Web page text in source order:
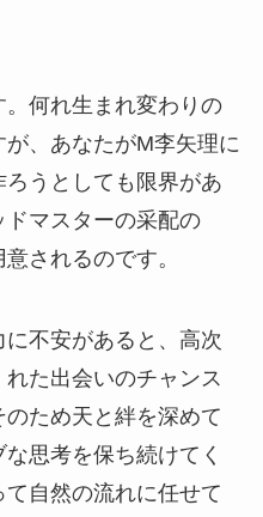
何れ生まれ変わりの
、あなたがM李矢理に
うとしても限界があ
ドマスターの采配の
されるのです。
不安があると、高次
た出会いのチャンス
ため天と絆を深めて
思考を保ち続けてく
自然の流れに任せて